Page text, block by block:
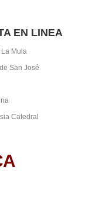
EN LINEA
Mula
San José
Catedral